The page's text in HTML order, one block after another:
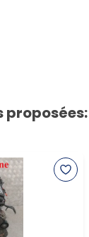
proposées: